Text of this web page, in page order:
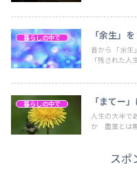
暮らしの中で 「余生」
昔から 「余生
「残された人
暮らしの中で 「まてー
人生の大半で
か 農業とは
スポ